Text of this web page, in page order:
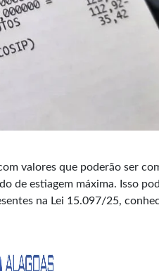
valores que poderão ser
de estiagem máxima. Isso
na Lei 15.097/25,